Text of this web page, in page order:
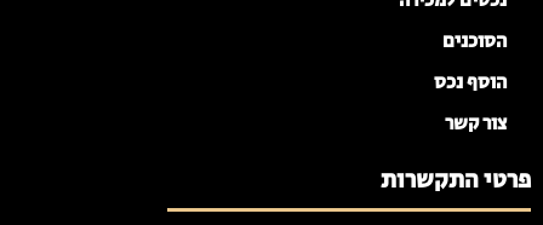
הסוכנים
הוסף נכס
צור קשר
פרטי התקשרות